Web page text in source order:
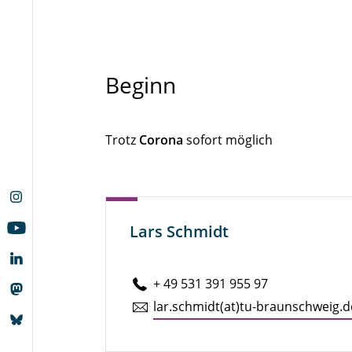
Beginn
Trotz Coronasofort möglich
Lars Schmidt
+ 49 531 391 955 97
lar.​schmidt(at)tu-